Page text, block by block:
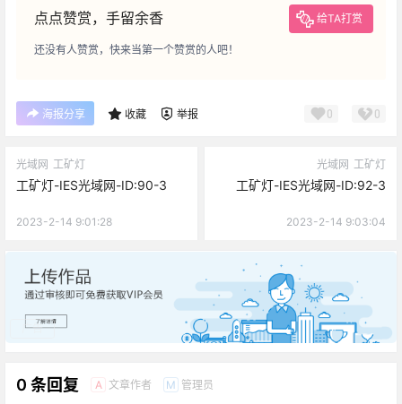
点点赞赏，手留余香 给TA打赏
还没有人赞赏，快来当第一个赞赏的人吧！
海报分享 收藏 举报 0 0
光域网 工矿灯
工矿灯-IES光域网-ID:90-3
2023-2-14 9:01:28
光域网 工矿灯
工矿灯-IES光域网-ID:92-3
2023-2-14 9:03:04
广告
0 条回复 A 文章作者 M 管理员